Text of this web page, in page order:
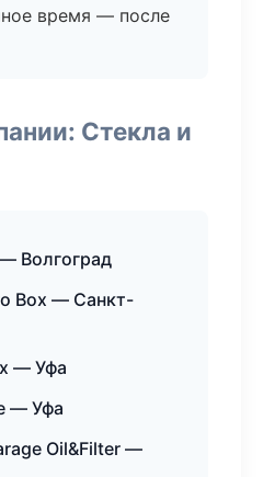
время — после
Стекла и
Волгоград
Box — Санкт-
— Уфа
— Уфа
Oil&Filter —